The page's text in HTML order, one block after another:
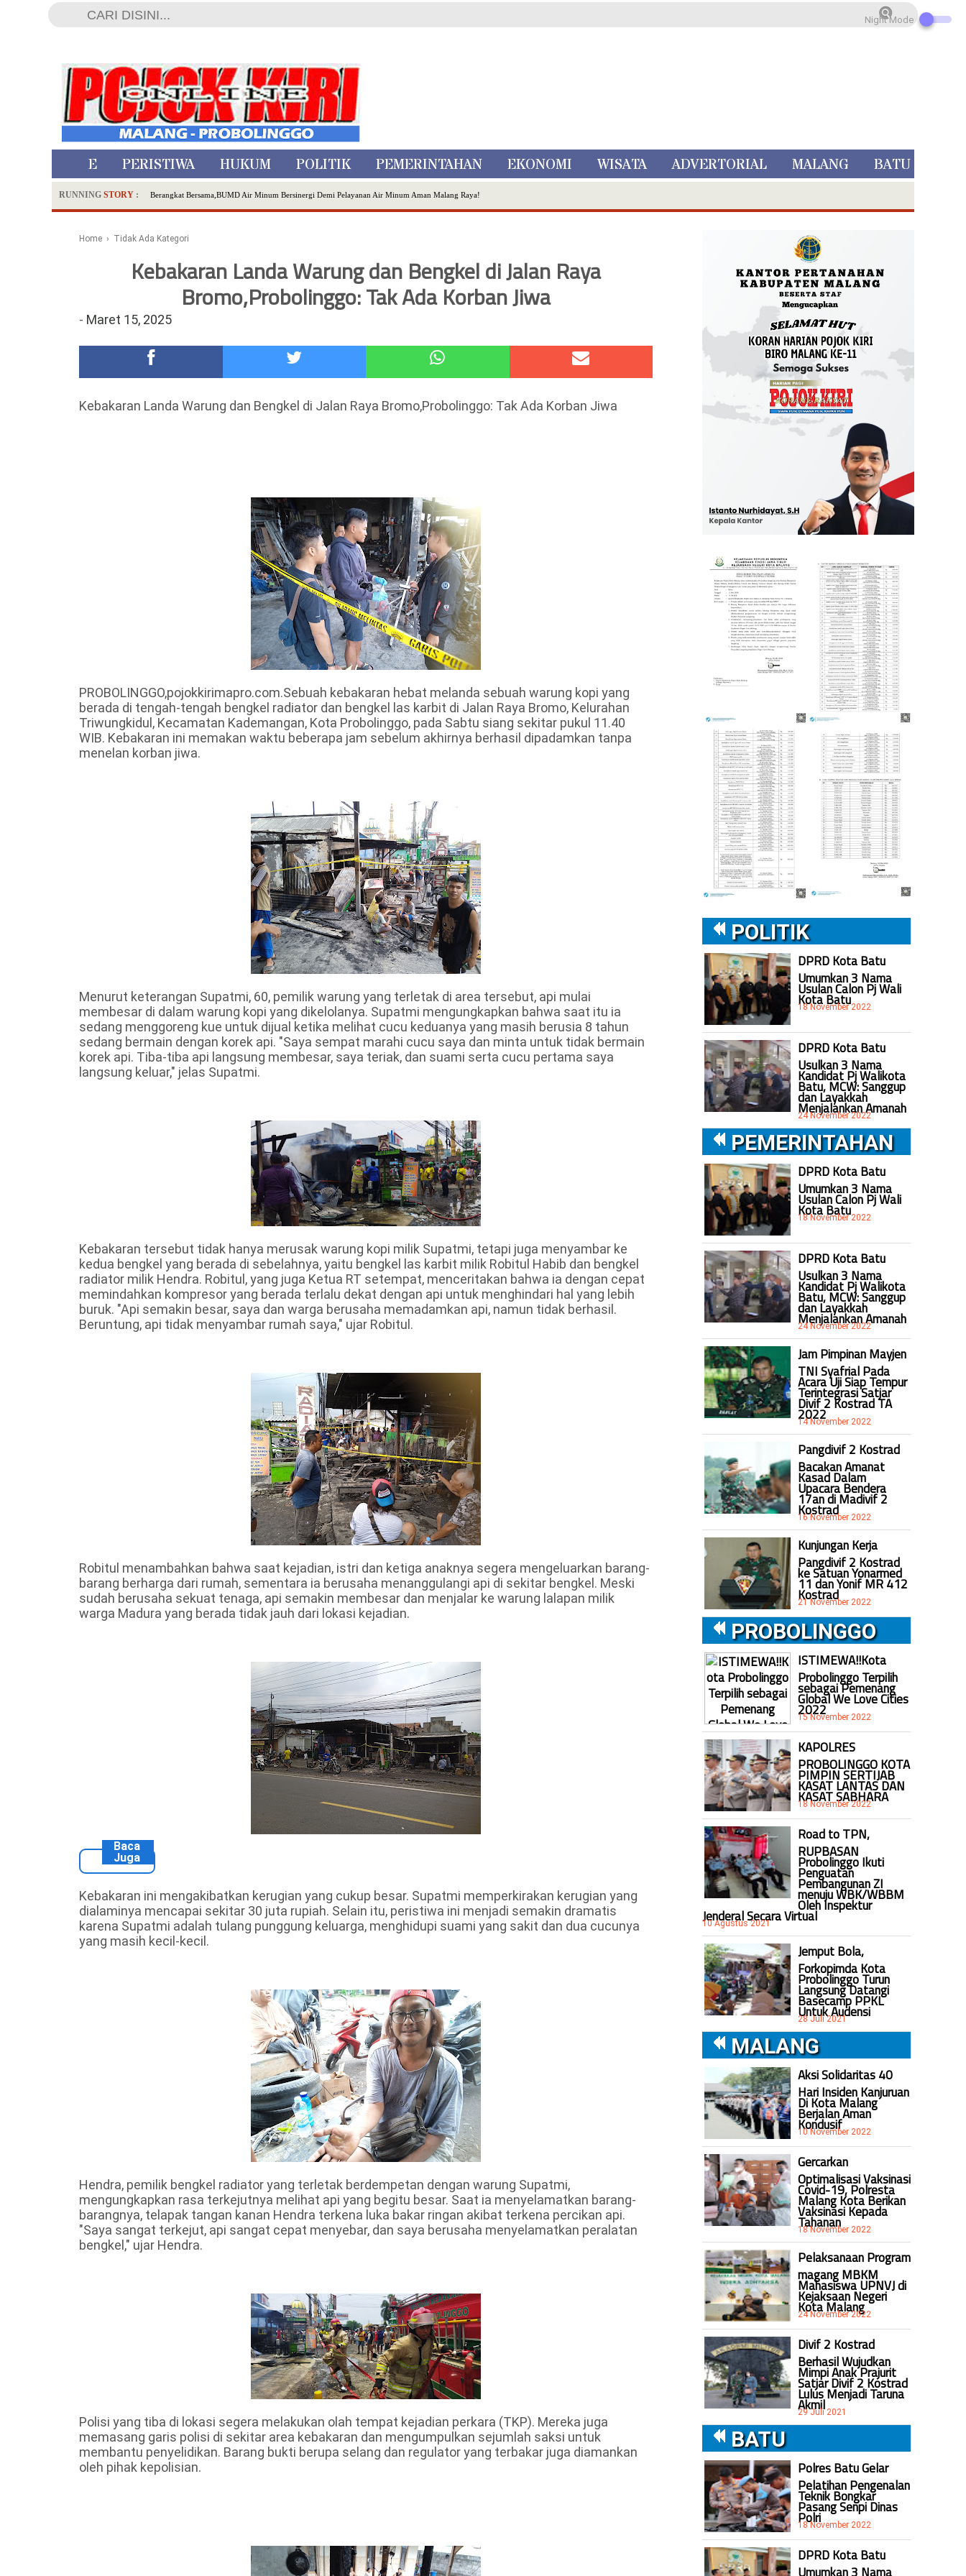
HOME PERISTIWA HUKUM POLITIK PEMERINTAHAN EKONOMI WISATA ADVERTORIAL MALANG BATU
RUNNING STORY : Berangkat Bersama,BUMD Air Minum Bersinergi Demi Pelayanan Air Minum Aman Malang Raya!
Dua Pelaku Pembunuhan Manusia Silver di Probolinggo Ditangkap di Kediri,Satu Buron
Hadirkan Tujuh Sapta Pesona Wisata di Amfiteater, Mikutopia Buka Rekrutmen Karyawan,Berikut Kualifikasinya
Polsek Wonoasih Perkuat Ketahanan Pangan Lewat Dialog Bersama Petani
RILIS RAPAT PLENO TERBUKA PEMUTAKHIRAN DATA PEMILIH BERKELANJUTAN (PDPB) TRIWULAN II
Tugu Tirta Usung 'Smart Water City' di Indonesia City Expo APEKSI XVIII Medan
DKD PERADI Malang Jatuhkan Putusan Pelanggaran Kode Etik Advokat, Abd. Aziz Divonis Bersalah
Home › Tidak Ada Kategori
Kebakaran Landa Warung dan Bengkel di Jalan Raya
Bromo,Probolinggo: Tak Ada Korban Jiwa
- Maret 15, 2025
Kebakaran Landa Warung dan Bengkel di Jalan Raya Bromo,Probolinggo: Tak Ada Korban Jiwa
PROBOLINGGO,pojokkirimapro.com.Sebuah kebakaran hebat melanda sebuah warung kopi yang
berada di tengah-tengah bengkel radiator dan bengkel las karbit di Jalan Raya Bromo, Kelurahan
Triwungkidul, Kecamatan Kademangan, Kota Probolinggo, pada Sabtu siang sekitar pukul 11.40
WIB. Kebakaran ini memakan waktu beberapa jam sebelum akhirnya berhasil dipadamkan tanpa
menelan korban jiwa.
Menurut keterangan Supatmi, 60, pemilik warung yang terletak di area tersebut, api mulai
membesar di dalam warung kopi yang dikelolanya. Supatmi mengungkapkan bahwa saat itu ia
sedang menggoreng kue untuk dijual ketika melihat cucu keduanya yang masih berusia 8 tahun
sedang bermain dengan korek api. "Saya sempat marahi cucu saya dan minta untuk tidak bermain
korek api. Tiba-tiba api langsung membesar, saya teriak, dan suami serta cucu pertama saya
langsung keluar," jelas Supatmi.
Kebakaran tersebut tidak hanya merusak warung kopi milik Supatmi, tetapi juga menyambar ke
kedua bengkel yang berada di sebelahnya, yaitu bengkel las karbit milik Robitul Habib dan bengkel
radiator milik Hendra. Robitul, yang juga Ketua RT setempat, menceritakan bahwa ia dengan cepat
memindahkan kompresor yang berada terlalu dekat dengan api untuk menghindari hal yang lebih
buruk. "Api semakin besar, saya dan warga berusaha memadamkan api, namun tidak berhasil.
Beruntung, api tidak menyambar rumah saya," ujar Robitul.
Robitul menambahkan bahwa saat kejadian, istri dan ketiga anaknya segera mengeluarkan barang-
barang berharga dari rumah, sementara ia berusaha menanggulangi api di sekitar bengkel. Meski
sudah berusaha sekuat tenaga, api semakin membesar dan menjalar ke warung lalapan milik
warga Madura yang berada tidak jauh dari lokasi kejadian.
Baca
Juga
Kebakaran ini mengakibatkan kerugian yang cukup besar. Supatmi memperkirakan kerugian yang
dialaminya mencapai sekitar 30 juta rupiah. Selain itu, peristiwa ini menjadi semakin dramatis
karena Supatmi adalah tulang punggung keluarga, menghidupi suami yang sakit dan dua cucunya
yang masih kecil-kecil.
Hendra, pemilik bengkel radiator yang terletak berdempetan dengan warung Supatmi,
mengungkapkan rasa terkejutnya melihat api yang begitu besar. Saat ia menyelamatkan barang-
barangnya, telapak tangan kanan Hendra terkena luka bakar ringan akibat terkena percikan api.
"Saya sangat terkejut, api sangat cepat menyebar, dan saya berusaha menyelamatkan peralatan
bengkel," ujar Hendra.
Polisi yang tiba di lokasi segera melakukan olah tempat kejadian perkara (TKP). Mereka juga
memasang garis polisi di sekitar area kebakaran dan mengumpulkan sejumlah saksi untuk
membantu penyelidikan. Barang bukti berupa selang dan regulator yang terbakar juga diamankan
oleh pihak kepolisian.
POLITIK
DPRD Kota Batu
Umumkan 3 Nama
Usulan Calon Pj Wali
Kota Batu
18 November 2022
DPRD Kota Batu
Usulkan 3 Nama
Kandidat Pj Walikota
Batu, MCW: Sanggup
dan Layakkah
Menjalankan Amanah
24 November 2022
PEMERINTAHAN
DPRD Kota Batu
Umumkan 3 Nama
Usulan Calon Pj Wali
Kota Batu
18 November 2022
DPRD Kota Batu
Usulkan 3 Nama
Kandidat Pj Walikota
Batu, MCW: Sanggup
dan Layakkah
Menjalankan Amanah
24 November 2022
Jam Pimpinan Mayjen
TNI Syafrial Pada
Acara Uji Siap Tempur
Terintegrasi Satjar
Divif 2 Kostrad TA
2022
14 November 2022
Pangdivif 2 Kostrad
Bacakan Amanat
Kasad Dalam
Upacara Bendera
17an di Madivif 2
Kostrad
16 November 2022
Kunjungan Kerja
Pangdivif 2 Kostrad
ke Satuan Yonarmed
11 dan Yonif MR 412
Kostrad
21 November 2022
PROBOLINGGO
ISTIMEWA!!Kota
Probolinggo Terpilih
sebagai Pemenang
Global We Love Cities
2022
15 November 2022
KAPOLRES
PROBOLINGGO KOTA
PIMPIN SERTIJAB
KASAT LANTAS DAN
KASAT SABHARA
18 November 2022
Road to TPN,
RUPBASAN
Probolinggo Ikuti
Penguatan
Pembangunan ZI
menuju WBK/WBBM
Oleh Inspektur
Jenderal Secara Virtual
10 Agustus 2021
Jemput Bola,
Forkopimda Kota
Probolinggo Turun
Langsung Datangi
Basecamp PPKL
Untuk Audensi
28 Juli 2021
MALANG
Aksi Solidaritas 40
Hari Insiden Kanjuruan
Di Kota Malang
Berjalan Aman
Kondusif
10 November 2022
Gercarkan
Optimalisasi Vaksinasi
Covid-19, Polresta
Malang Kota Berikan
Vaksinasi Kepada
Tahanan
18 November 2022
Pelaksanaan Program
magang MBKM
Mahasiswa UPNVJ di
Kejaksaan Negeri
Kota Malang
24 November 2022
Divif 2 Kostrad
Berhasil Wujudkan
Mimpi Anak Prajurit
Satjar Divif 2 Kostrad
Lulus Menjadi Taruna
Akmil
29 Juli 2021
BATU
Polres Batu Gelar
Pelatihan Pengenalan
Teknik Bongkar
Pasang Senpi Dinas
Polri
18 November 2022
DPRD Kota Batu
Umumkan 3 Nama
Night Mode